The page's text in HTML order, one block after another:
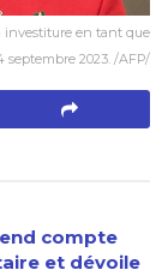
investiture en tant que
2023. /AFP/
compte
et dévoile